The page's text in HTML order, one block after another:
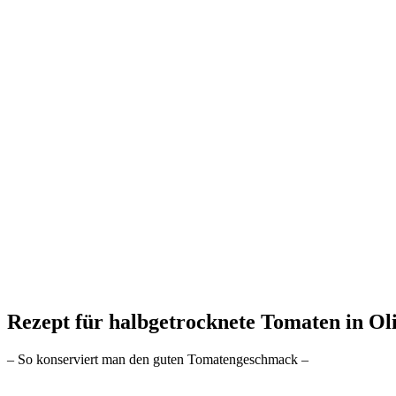
Rezept für halbgetrocknete Tomaten in
– So konserviert man den guten Tomatengeschmack –